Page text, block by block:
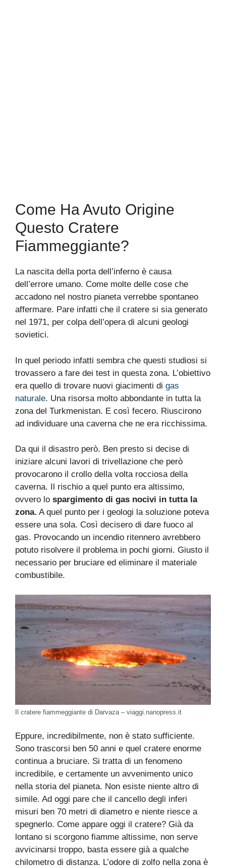
Come Ha Avuto Origine
Questo Cratere
Fiammeggiante?
La nascita della porta dell’inferno è causa
dell’errore umano. Come molte delle cose che
accadono nel nostro pianeta verrebbe spontaneo
affermare. Pare infatti che il cratere si sia generato
nel 1971, per colpa dell’opera di alcuni geologi
sovietici.
In quel periodo infatti sembra che questi studiosi si
trovassero a fare dei test in questa zona. L’obiettivo
era quello di trovare nuovi giacimenti di gas
naturale. Una risorsa molto abbondante in tutta la
zona del Turkmenistan. E così fecero. Riuscirono
ad individuare una caverna che ne era ricchissima.
Da qui il disastro però. Ben presto si decise di
iniziare alcuni lavori di trivellazione che però
provocarono il crollo della volta rocciosa della
caverna. Il rischio a quel punto era altissimo,
ovvero lo spargimento di gas nocivi in tutta la
zona. A quel punto per i geologi la soluzione poteva
essere una sola. Così decisero di dare fuoco al
gas. Provocando un incendio ritennero avrebbero
potuto risolvere il problema in pochi giorni. Giusto il
necessario per bruciare ed eliminare il materiale
combustibile.
Il cratere fiammeggiante di Darvaza – viaggi.nanopress.it
Eppure, incredibilmente, non è stato sufficiente.
Sono trascorsi ben 50 anni e quel cratere enorme
continua a bruciare. Si tratta di un fenomeno
incredibile, e certamente un avvenimento unico
nella storia del pianeta. Non esiste niente altro di
simile. Ad oggi pare che il cancello degli inferi
misuri ben 70 metri di diametro e niente riesce a
spegnerlo. Come appare oggi il cratere? Già da
lontano si scorgono fiamme altissime, non serve
avvicinarsi troppo, basta essere già a qualche
chilometro di distanza. L’odore di zolfo nella zona è